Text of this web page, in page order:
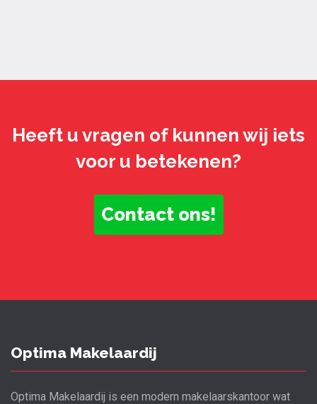
Heeft u vragen of kunnen wij iets
voor u betekenen?
Contact ons!
Optima Makelaardij
Optima Makelaardij is een modern makelaarskantoor wat